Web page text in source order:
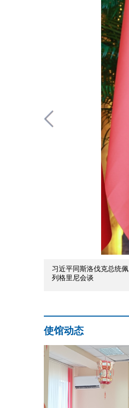
习近平同斯洛伐克总统佩
列格里尼会谈
使馆动态